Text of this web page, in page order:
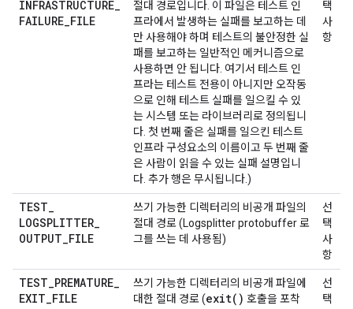
INFRASTRUCTURE_
FAILURE_FILE
절대 경로입니다. 이 파일은 테스트 인
프라에서 발생하는 실패를 보고하는 데
만 사용해야 하며 테스트의 불안정한 실
패를 보고하는 일반적인 메커니즘으로
사용하면 안 됩니다. 여기서 테스트 인
프라는 테스트 전용이 아니지만 오작동
으로 인해 테스트 실패를 일으킬 수 있
는 시스템 또는 라이브러리로 정의됩니
다. 첫 번째 줄은 실패를 일으킨 테스트
인프라 구성요소의 이름이고 두 번째 줄
은 사람이 읽을 수 있는 실패 설명입니
다. 추가 행은 무시됩니다.)
택
사
항
TEST_
LOGSPLITTER_
OUTPUT_FILE
쓰기 가능한 디렉터리의 비공개 파일의
절대 경로 (Logsplitter protobuffer 로
그를 쓰는 데 사용됨)
선
택
사
항
TEST_PREMATURE_
EXIT_FILE
쓰기 가능한 디렉터리의 비공개 파일에
대한 절대 경로 (exit( ) 호출을 포착
선
택